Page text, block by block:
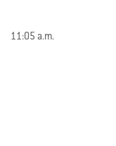
11:05 a.m.